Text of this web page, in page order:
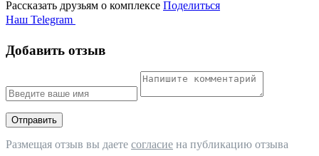
Рассказать друзьям о комплексе Поделиться
Наш Telegram
Добавить отзыв
Отправить
Размещая отзыв вы даете согласие на публикацию отзыва